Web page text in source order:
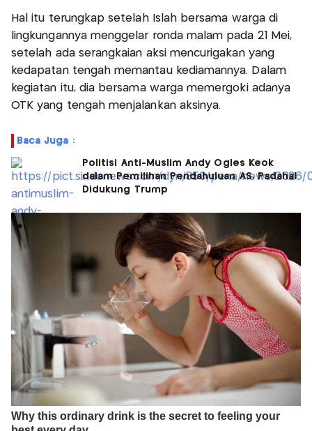
Hal itu terungkap setelah Islah bersama warga di
lingkungannya menggelar ronda malam pada 21 Mei,
setelah ada serangkaian aksi mencurigakan yang
kedapatan tengah memantau kediamannya. Dalam
kegiatan itu, dia bersama warga memergoki adanya
OTK yang tengah menjalankan aksinya.
Baca Juga :
Politisi Anti-Muslim Andy Ogles Keok
dalam Pemilihan Pendahuluan AS, Padahal
Didukung Trump